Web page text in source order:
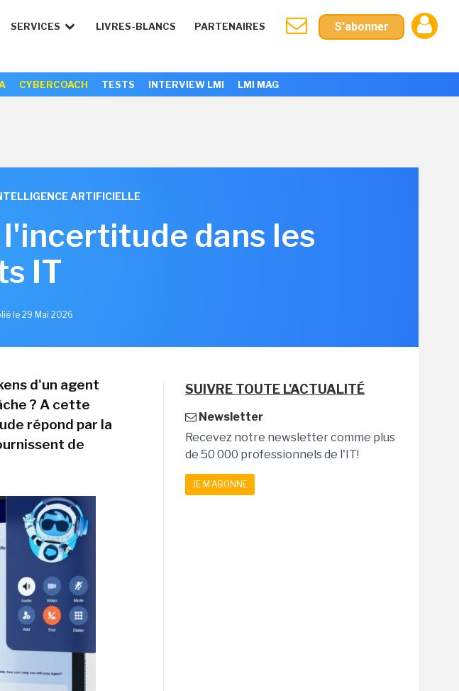
SERVICES LIVRES-BLANCS PARTENAIRES S'abonner
CYBERCOACH TESTS INTERVIEW LMI LMI MAG
ARTIFICIELLE
dans les
IT
le 29 Mai 2026
d'un agent
? A cette
répond par la
de
SUIVRE TOUTE L'ACTUALITÉ
Newsletter
Recevez notre newsletter comme plus
de 50 000 professionnels de l'IT!
JE M'ABONNE